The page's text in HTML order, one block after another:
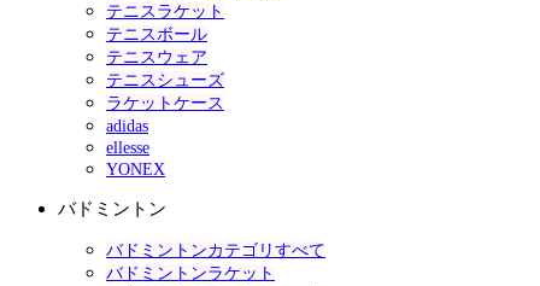
テニスラケット
テニスボール
テニスウェア
テニスシューズ
ラケットケース
adidas
ellesse
YONEX
バドミントン
バドミントンカテゴリすべて
バドミントンラケット